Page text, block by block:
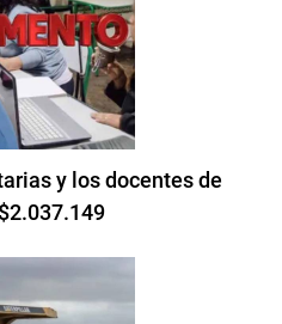
y los docentes de